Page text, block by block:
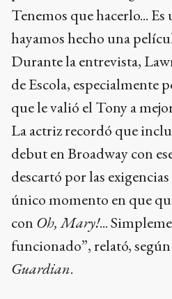
Tenemos que hacerlo...
hayamos hecho una
Durante la entrevista,
de Escola, especialmente
que le valió el Tony a
La actriz recordó que
debut en Broadway con
descartó por las
único momento en que
con Oh, Mary!...
funcionado”, relató,
Guardian.